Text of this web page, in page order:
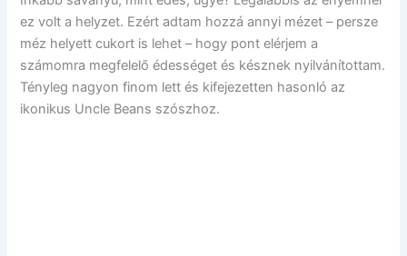
ez volt a helyzet. Ezért adtam hozzá annyi mézet – persze
méz helyett cukort is lehet – hogy pont elérjem a
számomra megfelelő édességet és késznek nyilvánítottam.
Tényleg nagyon finom lett és kifejezetten hasonló az
ikonikus Uncle Beans szószhoz.